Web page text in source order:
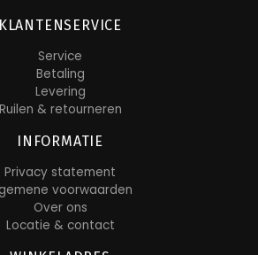
KLANTENSERVICE
Service
Betaling
Levering
Ruilen & retourneren
INFORMATIE
Privacy statement
voorwaarden
Over ons
Locatie & contact